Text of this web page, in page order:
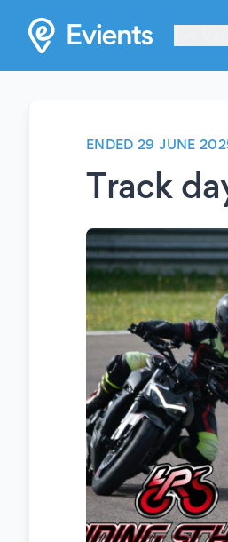
ENDED 29 JUNE
Track